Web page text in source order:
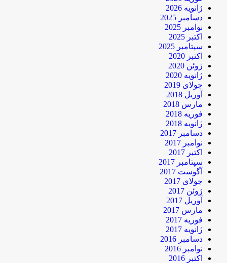
ژانویه 2026
دسامبر 2025
نوامبر 2025
اکتبر 2025
سپتامبر 2025
اکتبر 2020
ژوئن 2020
ژانویه 2020
جولای 2019
آوریل 2018
مارس 2018
فوریه 2018
ژانویه 2018
دسامبر 2017
نوامبر 2017
اکتبر 2017
سپتامبر 2017
آگوست 2017
جولای 2017
ژوئن 2017
آوریل 2017
مارس 2017
فوریه 2017
ژانویه 2017
دسامبر 2016
نوامبر 2016
اکتبر 2016